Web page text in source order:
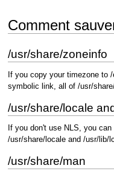
Comment
/usr/share/zoneinfo
If you copy your timezone to
symbolic link, all of /usr/
/usr/share/locale
If you don't use NLS, you
/usr/share/locale and /usr/lib/
/usr/share/man